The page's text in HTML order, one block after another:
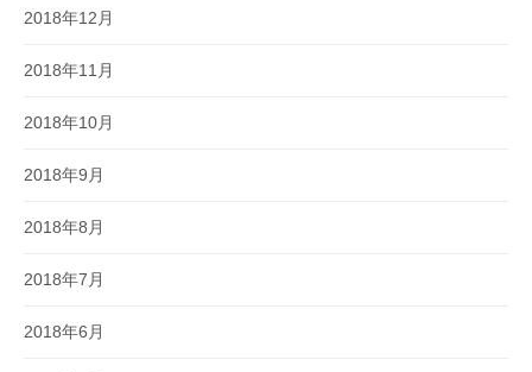
2018年12月
2018年11月
2018年10月
2018年9月
2018年8月
2018年7月
2018年6月